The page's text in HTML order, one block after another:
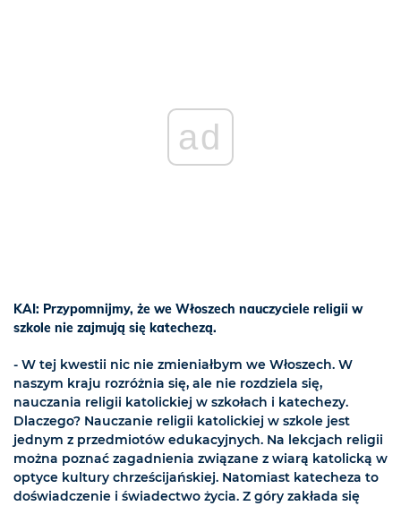
ad
KAI: Przypomnijmy, że we Włoszech nauczyciele religii w
szkole nie zajmują się katechezą.
- W tej kwestii nic nie zmieniałbym we Włoszech. W
naszym kraju rozróżnia się, ale nie rozdziela się,
nauczania religii katolickiej w szkołach i katechezy.
Dlaczego? Nauczanie religii katolickiej w szkole jest
jednym z przedmiotów edukacyjnych. Na lekcjach religii
można poznać zagadnienia związane z wiarą katolicką w
optyce kultury chrześcijańskiej. Natomiast katecheza to
doświadczenie i świadectwo życia. Z góry zakłada się